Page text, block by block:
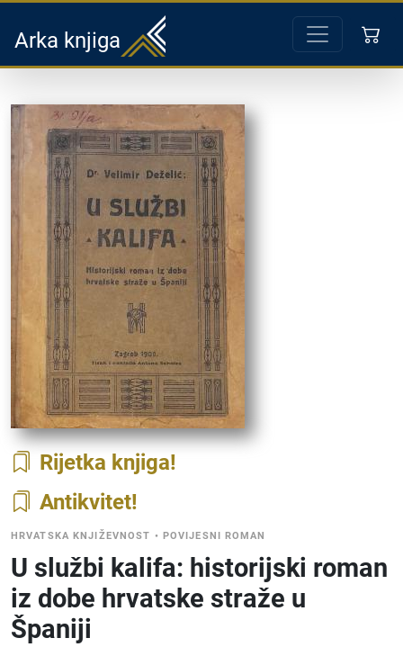
Arka knjiga
Rijetka knjiga
Antikvitet
HRVATSKA KNJIŽEVNOST • POVIJESNI ROMAN
U službi kalifa: historijski roman
iz dobe hrvatske straže u
Španiji